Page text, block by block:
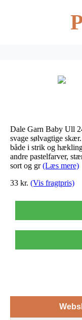
Dale Garn Baby Ull
svage sølvagtige
både i strik og
andre pastelfarver,
sort og gr(Læs mere)
33 kr. (Vis fragtpris)